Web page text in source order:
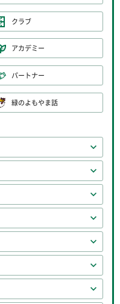
クラブ
アカデミー
パートナー
緑のよもやま話